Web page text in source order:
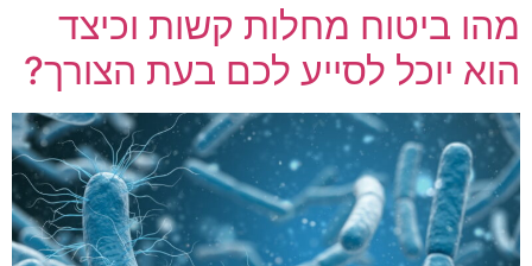
מהו ביטוח מחלות קשות וכיצד
הוא יוכל לסייע לכם בעת הצורך?